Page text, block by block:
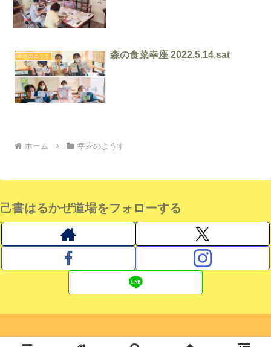
幸座のようす 森の食菜幸座 2022.5.14.sat
ホーム 幸座のようす
己書はるかぜ道場をフォローする